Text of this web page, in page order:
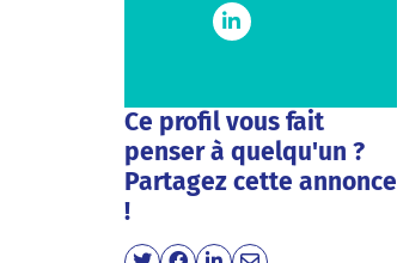
Ce profil vous fait
penser à quelqu'un ?
Partagez cette annonce
!